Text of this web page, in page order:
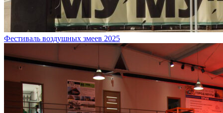
Фестиваль воздушных змеев 2025